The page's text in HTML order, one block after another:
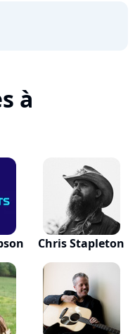
à
Chris Stapleton